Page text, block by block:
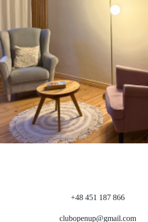
: ☎️ 451 187 866 –
Jeśli jesteś gotowa na podróż do siebie,
radość z życia, serdecznie zapraszam! ❤️
CHCĘ SPRÓBOWAĆ
+48 451 187 866
clubopenup@gmail.com